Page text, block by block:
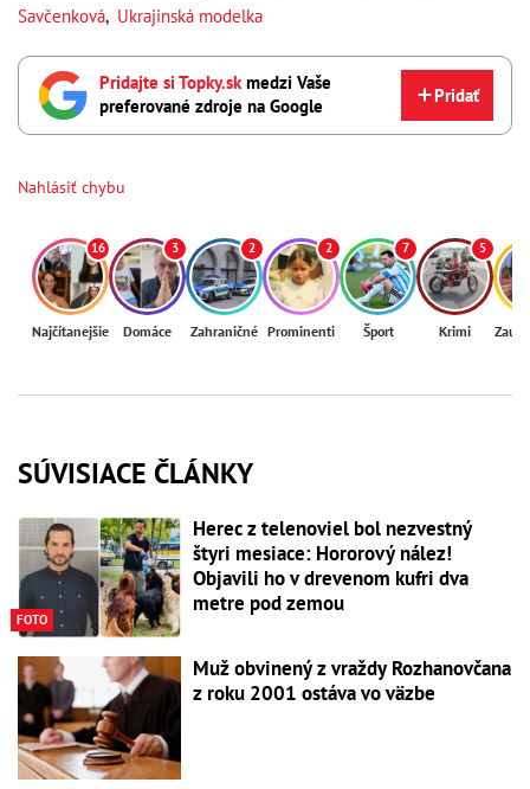
Savčenková, Ukrajinská modelka
Pridajte si Topky.skmedzi Vaše
preferované zdroje na Google
Pridať
Nahlásiť chybu
16
Najčítanejšie
3
Domáce
2
Zahraničné
2
Prominenti
7
Šport
5
Krimi
SÚVISIACE ČLÁNKY
FOTO
Herec z telenoviel bol nezvestný
štyri mesiace: Hororový nález!
Objavili ho v drevenom kufri dva
metre pod zemou
Muž obvinený z vraždy Rozhanovčana
z roku 2001 ostáva vo väzbe